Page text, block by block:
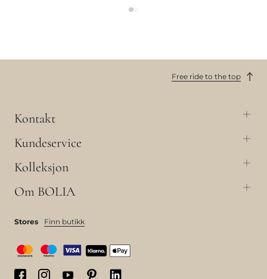
Free ride to the top
Kontakt
Kundeservice
Kolleksjon
Om BOLIA
Stores Finn butikk